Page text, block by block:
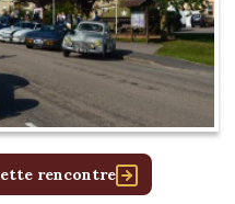
rencontre